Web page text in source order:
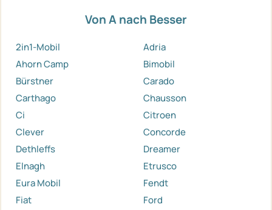
Von A nach Besser
2in1-Mobil
Adria
Ahorn Camp
Bimobil
Bürstner
Carado
Carthago
Chausson
Ci
Citroen
Clever
Concorde
Dethleffs
Dreamer
Elnagh
Etrusco
Eura Mobil
Fendt
Fiat
Ford